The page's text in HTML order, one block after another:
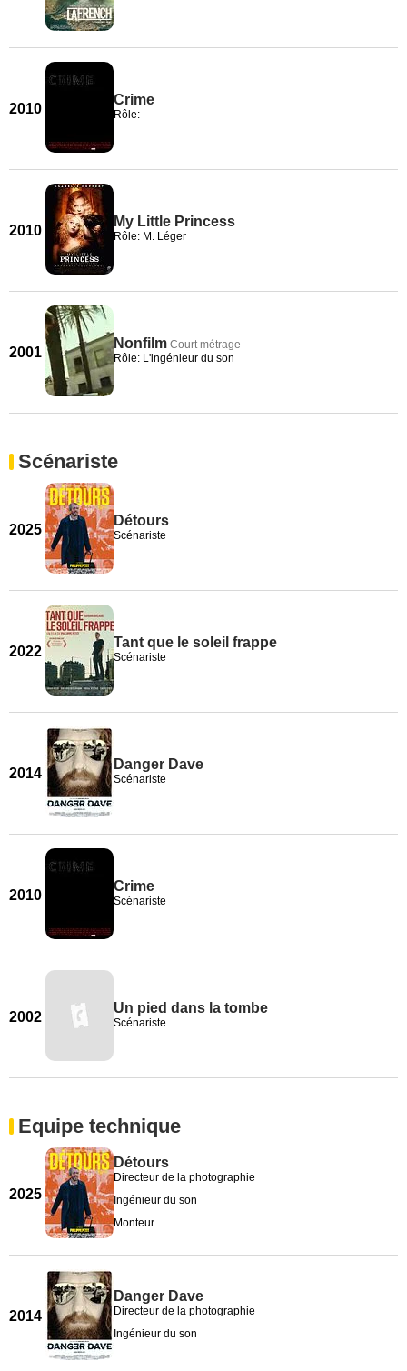
2010
Crime
Rôle: -
2010
My Little Princess
Rôle: M. Léger
2001
Nonfilm Court métrage
Rôle: L'ingénieur du son
Scénariste
2025
Détours
Scénariste
2022
Tant que le soleil frappe
Scénariste
2014
Danger Dave
Scénariste
2010
Crime
Scénariste
2002
Un pied dans la tombe
Scénariste
Equipe technique
2025
Détours
Directeur de la photographie
Ingénieur du son
Monteur
2014
Danger Dave
Directeur de la photographie
Ingénieur du son